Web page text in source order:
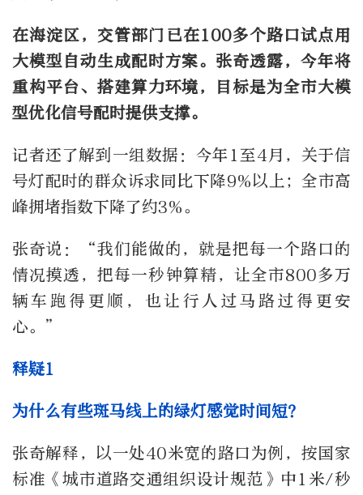
在海淀区，交管部门已在100多个路口试点用
大模型自动生成配时方案。张奇透露，今年将
重构平台、搭建算力环境，目标是为全市大模
型优化信号配时提供支撑。
记者还了解到一组数据：今年1至4月，关于信
号灯配时的群众诉求同比下降9%以上；全市高
峰拥堵指数下降了约3%。
张奇说：“我们能做的，就是把每一个路口的
情况摸透，把每一秒钟算精，让全市800多万
辆车跑得更顺，也让行人过马路过得更安
心。”
释疑1
为什么有些斑马线上的绿灯感觉时间短？
张奇解释，以一处40米宽的路口为例，按国家
标准《城市道路交通组织设计规范》中1米/秒